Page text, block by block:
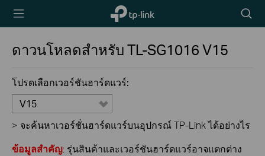
TP-Link,
Reliably
icon
ดาวนโหลดสำหรับTL-SG1016V15
โปรดเลือกเวอร์ชันฮาร์ดแวร์:
V15
> จะค้นหาเวอร์ชั่นฮาร์ดแวร์บนอุปกรณ์ TP-Link ได้อย่างไร
ข้อมูลสำคัญ: รุ่นสินค้าและเวอร์ชันฮาร์ดแวร์อาจแตกต่าง